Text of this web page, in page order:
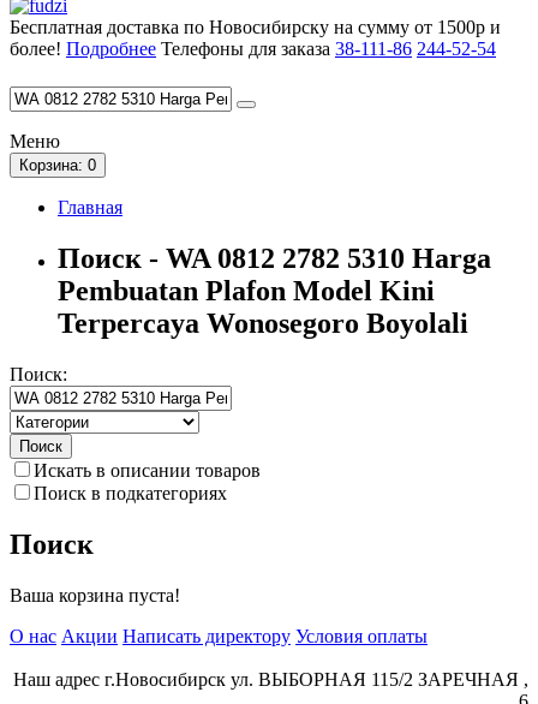
Бесплатная доставка по Новосибирску на сумму от 1500р и
более! Подробнее Телефоны для заказа 38-111-86 244-52-54
Меню
Корзина: 0
Главная
Поиск - WA 0812 2782 5310 Harga
Pembuatan Plafon Model Kini
Terpercaya Wonosegoro Boyolali
Поиск:
Искать в описании товаров
Поиск в подкатегориях
Поиск
Ваша корзина пуста!
О нас Акции Написать директору Условия оплаты
Наш адрес г.Новосибирск ул. ВЫБОРНАЯ 115/2 ЗАРЕЧНАЯ ,